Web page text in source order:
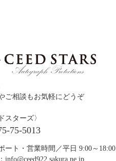
ご相談もお気軽にどうぞ
スターズ〉
75-5013
ート・営業時間／平日 9:00～18:00
info@ceed922.sakura.ne.jp